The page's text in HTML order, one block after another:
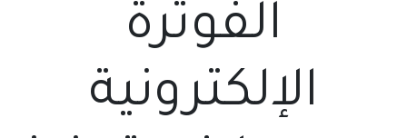
الفوترة
الإلكترونية